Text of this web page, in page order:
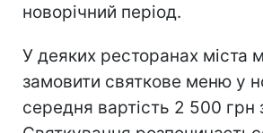
новорічний період.
У деяких ресторанах міста
замовити святкове меню у
середня вартість 2 500 грн